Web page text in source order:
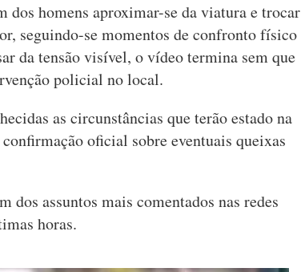
dos homens aproximar-se da viatura e trocar
seguindo-se momentos de confronto físico
da tensão visível, o vídeo termina sem que
policial no local.
as circunstâncias que terão estado na
oficial sobre eventuais queixas
dos assuntos mais comentados nas redes
horas.